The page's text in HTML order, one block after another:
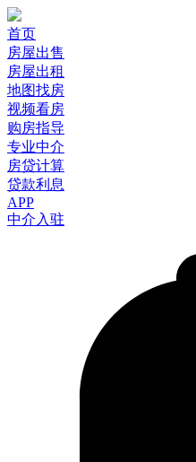
首页
房屋出售
房屋出租
地图找房
视频看房
购房指导
专业中介
房贷计算
贷款利息
APP
中介入驻